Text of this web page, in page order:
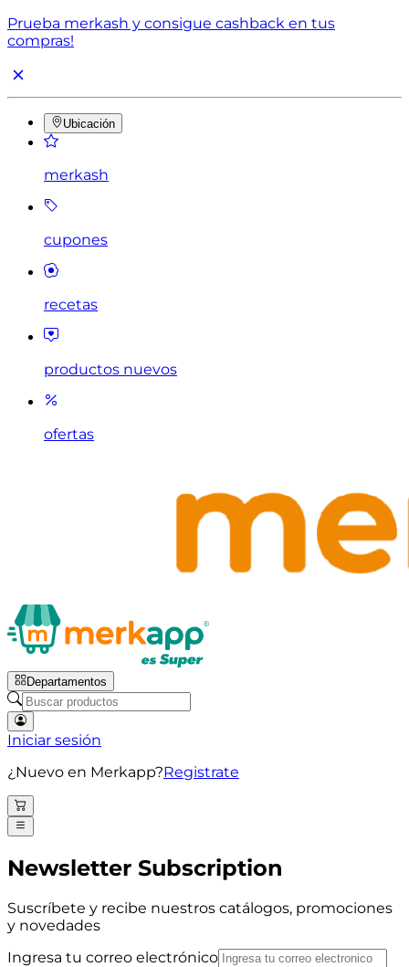
Prueba merkash y consigue cashback en tus
compras!
Ubicación
merkash
cupones
recetas
productos nuevos
ofertas
Departamentos
Iniciar sesión
¿Nuevo en Merkapp?Registrate
Newsletter Subscription
Suscríbete y recibe nuestros catálogos, promociones
y novedades
Ingresa tu correo electrónico